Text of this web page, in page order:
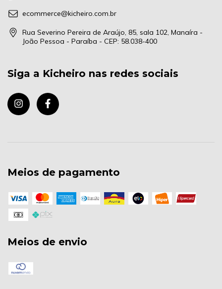
ecommerce@kicheiro.com.br
Rua Severino Pereira de Araújo, 85, sala 102, Manaíra -
João Pessoa - Paraíba - CEP: 58.038-400
Siga a Kicheiro nas redes sociais
Meios de pagamento
Meios de envio